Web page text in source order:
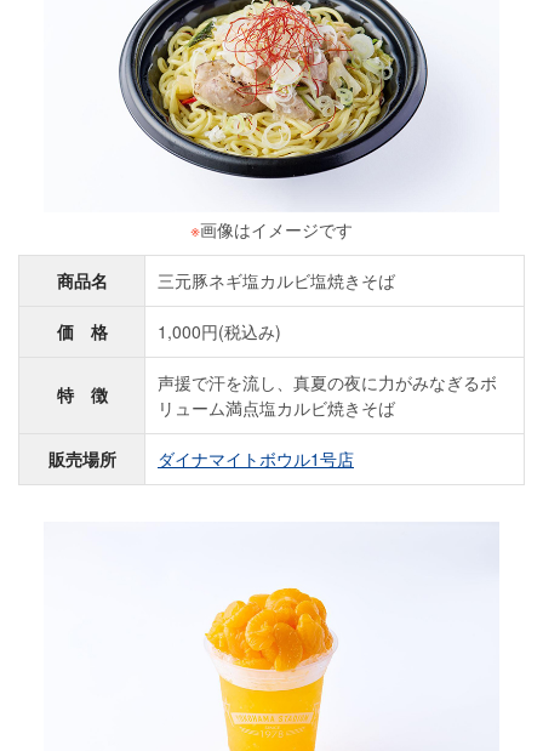
※画像はイメージです
商品名 三元豚ネギ塩カルビ塩焼きそば
価 格 1,000円(税込み)
特 徴
声援で汗を流し、真夏の夜に力がみなぎるボ
リューム満点塩カルビ焼きそば
販売場所 ダイナマイトボウル1号店